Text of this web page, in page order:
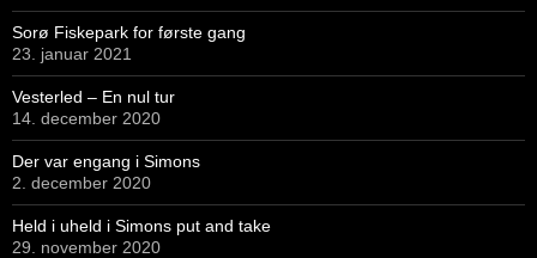
Sorø Fiskepark for første gang
23. januar 2021
Vesterled – En nul tur
14. december 2020
Der var engang i Simons
2. december 2020
Held i uheld i Simons put and take
29. november 2020